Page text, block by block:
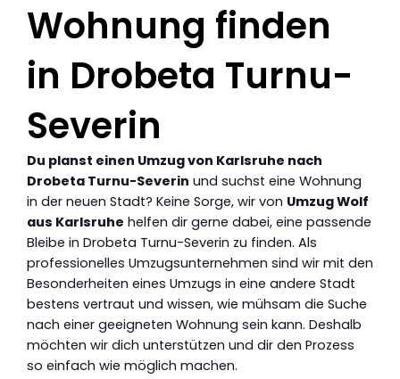
Wohnung finden
in Drobeta Turnu-
Severin
Du planst einen Umzug von Karlsruhe nach
Drobeta Turnu-Severin und suchst eine Wohnung
in der neuen Stadt? Keine Sorge, wir von Umzug Wolf
aus Karlsruhe helfen dir gerne dabei, eine passende
Bleibe in Drobeta Turnu-Severin zu finden. Als
professionelles Umzugsunternehmen sind wir mit den
Besonderheiten eines Umzugs in eine andere Stadt
bestens vertraut und wissen, wie mühsam die Suche
nach einer geeigneten Wohnung sein kann. Deshalb
möchten wir dich unterstützen und dir den Prozess
so einfach wie möglich machen.